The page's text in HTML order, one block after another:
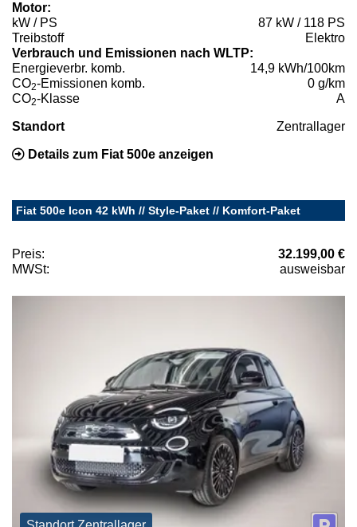
Motor:
kW / PS
87 kW / 118 PS
Treibstoff
Elektro
Verbrauch und Emissionen nach WLTP:
Energieverbr. komb.
14,9 kWh/100km
CO2-Emissionen komb.
0 g/km
CO2-Klasse A
Standort Zentrallager
Details zum Fiat 500e anzeigen
Fiat 500e Icon 42 kWh // Style-Paket // Komfort-Paket
Preis:
32.199,00 €
MWSt:
ausweisbar